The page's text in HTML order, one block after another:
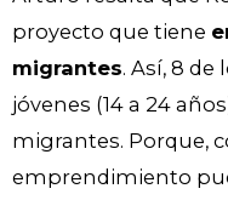
proyecto que tiene
migrantes. Así, 8
jóvenes (14 a 24
migrantes. Porque,
emprendimiento